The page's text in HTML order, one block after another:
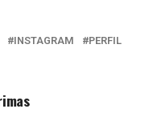
INSTAGRAM
PERFIL